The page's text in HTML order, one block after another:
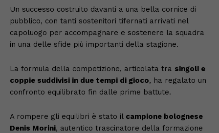
Un successo costruito davanti a una bella cornice di
pubblico, con tanti sostenitori tifernati arrivati nel
capoluogo per accompagnare e sostenere la squadra
in una delle sfide più importanti della stagione.
La formula della competizione, articolata tra singoli e
coppie suddivisi in due tempi di gioco, ha regalato un
confronto equilibrato fin dalle prime battute.
A rompere gli equilibri è stato il campione bolognese
Denis Morini, autentico trascinatore della formazione